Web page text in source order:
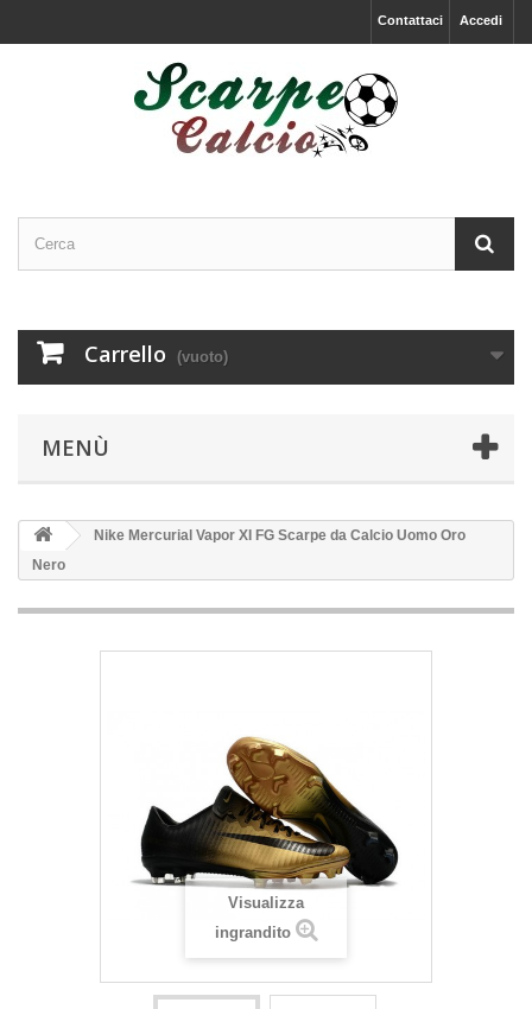
Accedi
Contattaci
Carrello (vuoto)
MENÙ
Nike Mercurial Vapor XI FG Scarpe da Calcio Uomo Oro
Nero
Visualizza
ingrandito